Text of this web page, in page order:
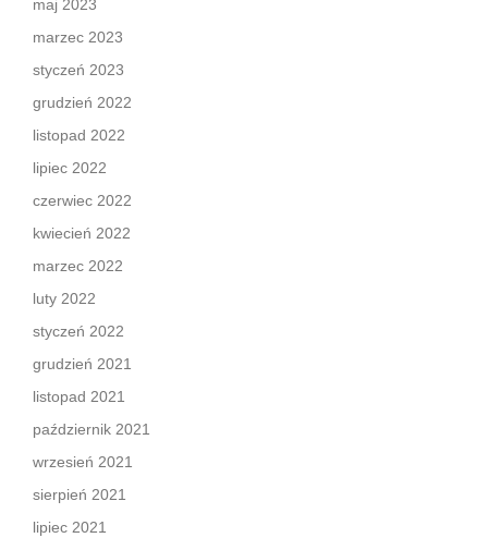
maj 2023
marzec 2023
styczeń 2023
grudzień 2022
listopad 2022
lipiec 2022
czerwiec 2022
kwiecień 2022
marzec 2022
luty 2022
styczeń 2022
grudzień 2021
listopad 2021
październik 2021
wrzesień 2021
sierpień 2021
lipiec 2021